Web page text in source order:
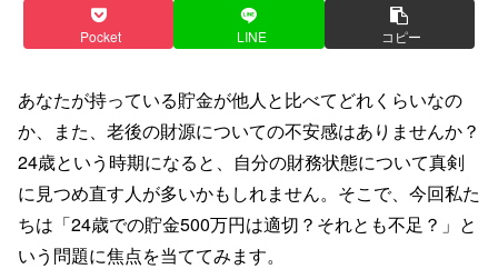
Pocket LINE コピー
あなたが持っている貯金が他人と比べてどれくらいなの
か、また、老後の財源についての不安感はありませんか？
24歳という時期になると、自分の財務状態について真剣
に見つめ直す人が多いかもしれません。そこで、今回私た
ちは「24歳での貯金500万円は適切？それとも不足？」と
いう問題に焦点を当ててみます。